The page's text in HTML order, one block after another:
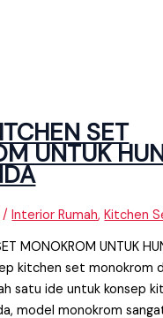
SET
UNTUK
/Interior Rumah,Kitchen
MONOKROM UNTUK
kitchen set monokrom
satu ide untuk konsep
model monokrom